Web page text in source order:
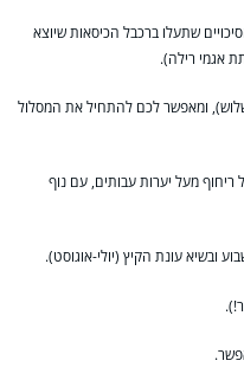
שתעלו ברכבל הכיסאות שיוצא
ומאפשר לכם להתחיל את המסלול
היא חוויה – כ-20 דקות של ריחוף מעל יערות עבותים, עם נוף
ובשיא עונת הקיץ (יולי-אוגוסט).